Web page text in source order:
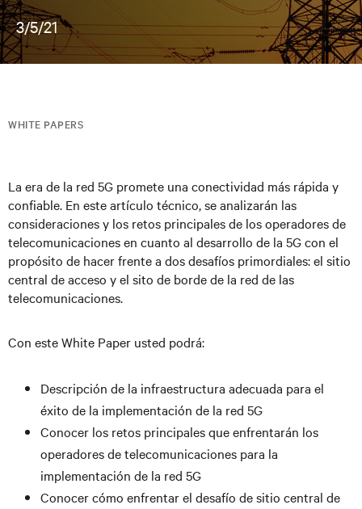
3/5/21
WHITE PAPERS
La era de la red 5G promete una conectividad más rápida y
confiable. En este artículo técnico, se analizarán las
consideracionesy los retos principales de los operadores de
telecomunicaciones en cuanto al desarrollo de la 5Gcon el
propósito de hacer frente a dos desafíos primordiales: el sitio
central de acceso y el sito de borde de la red de las
telecomunicaciones.
Con este White Paper usted podrá:
Descripción de la infraestructura adecuada para el
éxito de la implementación de la red 5G
Conocer los retos principales queenfrentarán los
operadores de telecomunicaciones para la
implementación de la red 5G
Conocercómo enfrentar el desafío de sitio central de